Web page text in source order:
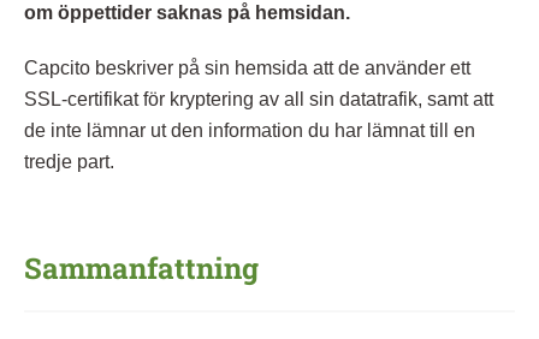
om öppettider saknas på hemsidan.
Capcito beskriver på sin hemsida att de använder ett
SSL-certifikat för kryptering av all sin datatrafik, samt att
de inte lämnar ut den information du har lämnat till en
tredje part.
Sammanfattning